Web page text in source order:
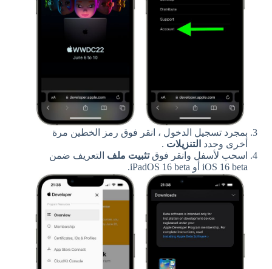
بمجرد تسجيل الدخول ، انقر فوق رمز الخطين مرة
أخرى وحدد التنزيلات .
اسحب لأسفل وانقر فوقتثبيت ملف التعريف ضمن
‌iOS 16‌ beta أو iPadOS 16 beta.